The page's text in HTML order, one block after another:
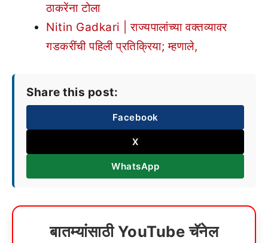
ठाकरेंना टोला
Nitin Gadkari | राज्यपालांच्या वक्तव्यावर
गडकरींची पहिली प्रतिक्रिया; म्हणाले,
Share this post:
Facebook
X
WhatsApp
बातम्यांसाठी YouTube चॅनेल